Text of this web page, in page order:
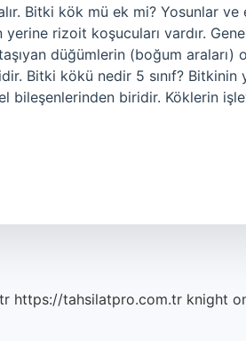
Bitki kök mü ek mi? Yosunlar
rizoit koşucuları vardır.
düğümlerin (boğum araları)
Bitki kökü nedir 5 sınıf? Bitkinin
bileşenlerinden biridir. Köklerin
https://tahsilatpro.com.tr knight